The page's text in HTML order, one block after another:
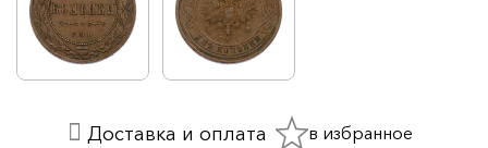
Доставка и оплата в избранное